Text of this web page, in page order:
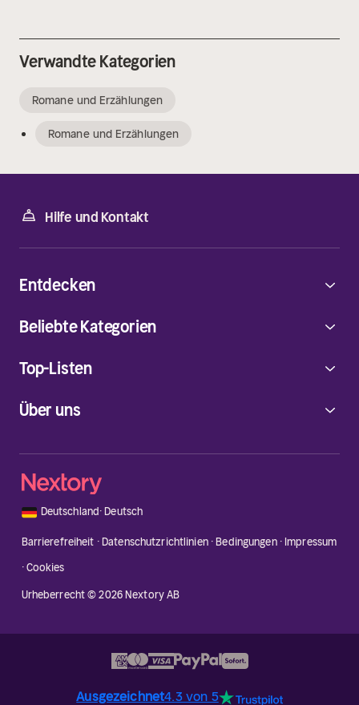
Verwandte Kategorien
Romane und Erzählungen
Romane und Erzählungen
Hilfe und Kontakt
Über uns
Entdecken
Beliebte Kategorien
Top-Listen
🇩🇪 Deutschland·Deutsch
Barrierefreiheit ·Datenschutzrichtlinien·Bedingungen· Impressum
·Cookies
Urheberrecht © 2026 Nextory AB
Ausgezeichnet4.3 von 5